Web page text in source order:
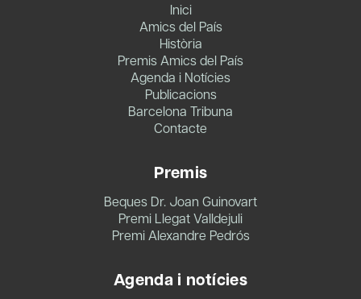
Inici
Amics del País
Història
Premis Amics del País
Agenda i Notícies
Publicacions
Barcelona Tribuna
Contacte
Premis
Beques Dr. Joan Guinovart
Premi Llegat Valldejuli
Premi Alexandre Pedrós
Agenda i notícies